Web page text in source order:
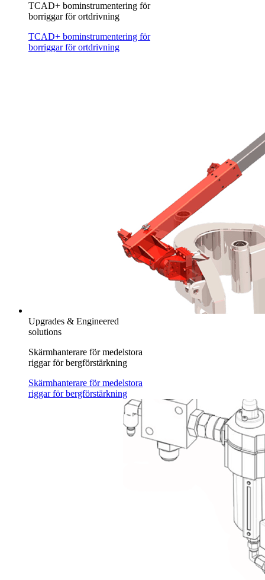
TCAD+ bominstrumentering för
borriggar för ortdrivning
TCAD+ bominstrumentering för
borriggar för ortdrivning
Upgrades & Engineered
solutions
Skärmhanterare för medelstora
riggar för bergförstärkning
Skärmhanterare för medelstora
riggar för bergförstärkning